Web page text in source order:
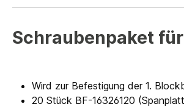
Schraubenpaket
Wird zur Befestigung der 1.
20 Stück BF-16326120